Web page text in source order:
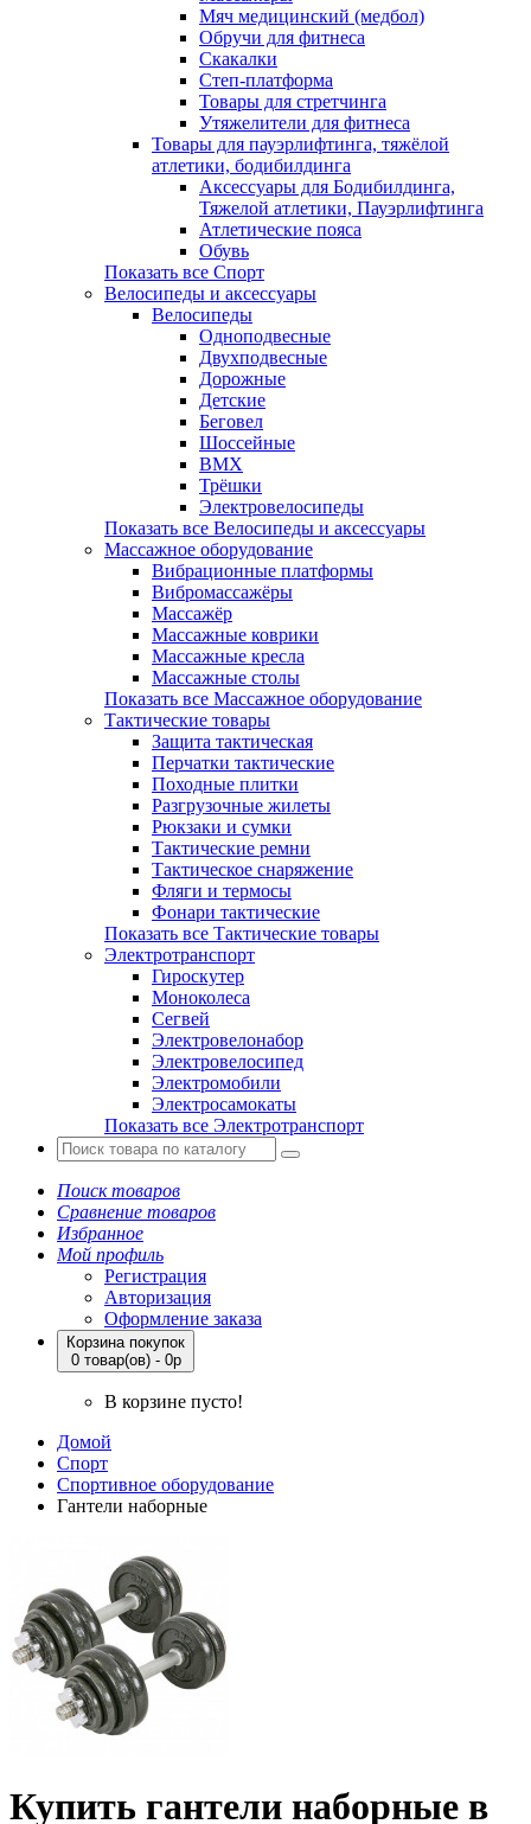
Мяч медицинский (медбол)
Обручи для фитнеса
Скакалки
Степ-платформа
Товары для стретчинга
Утяжелители для фитнеса
Товары для пауэрлифтинга, тяжёлой
атлетики, бодибилдинга
Аксессуары для Бодибилдинга,
Тяжелой атлетики, Пауэрлифтинга
Атлетические пояса
Обувь
Показать все Спорт
Велосипеды и аксессуары
Велосипеды
Одноподвесные
Двухподвесные
Дорожные
Детские
Беговел
Шоссейные
BMX
Трёшки
Электровелосипеды
Показать все Велосипеды и аксессуары
Массажное оборудование
Вибрационные платформы
Вибромассажёры
Массажёр
Массажные коврики
Массажные кресла
Массажные столы
Показать все Массажное оборудование
Тактические товары
Защита тактическая
Перчатки тактические
Походные плитки
Разгрузочные жилеты
Рюкзаки и сумки
Тактические ремни
Тактическое снаряжение
Фляги и термосы
Фонари тактические
Показать все Тактические товары
Электротранспорт
Гироскутер
Моноколеса
Сегвей
Электровелонабор
Электровелосипед
Электромобили
Электросамокаты
Показать все Электротранспорт
Поиск товаров
Сравнение товаров
Избранное
Мой профиль
Регистрация
Авторизация
Оформление заказа
Корзина покупок
0 товар(ов) - 0р
В корзине пусто!
Домой
Спорт
Спортивное оборудование
Гантели наборные
Купить гантели наборные в